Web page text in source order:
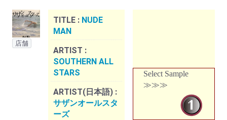
店舗
TITLE : NUDE
MAN
ARTIST :
SOUTHERN ALL
STARS
ARTIST(日本語) :
サザンオールスタ
ーズ
Select Sample
≫≫≫